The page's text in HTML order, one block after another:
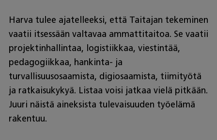
Harva tulee ajatelleeksi, että Taitajan tekeminen
vaatii itsessään valtavaa ammattitaitoa. Se vaatii
projektinhallintaa, logistiikkaa, viestintää,
pedagogiikkaa, hankinta- ja
turvallisuusosaamista, digiosaamista, tiimityötä
ja ratkaisukykyä. Listaa voisi jatkaa vielä pitkään.
Juuri näistä aineksista tulevaisuuden työelämä
rakentuu.